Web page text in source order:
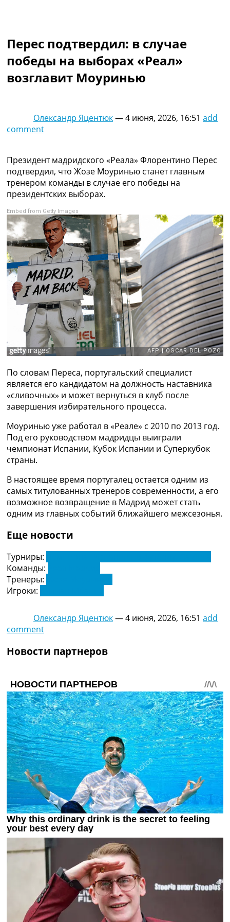
Украина. Премьер-Лига
Украина. Первая Лига
Лига Чемпионов
Англия. Премьер Лига
Испания. Ла Лига
Таблицы групп Чемпионата Мира
Лига Чемпионов. Таблицы групп
Англия. Премьер-Лига
Испания. Ла Лига
Все таблицы >>>
Рейтинги
Рейтинг стран УЕФА
Рейтинг клубов УЕФА
Рейтинг ФИФА
ТВ программа
RU
UA
Categories
Главная
Новости футбола
Видео
Трансферы
Новости футбола Украины
Последние комментарии
Конкурс прогнозов
Логин
Рейтинги
Правила
Коллективный прогноз
Турниры
Чемпионат Мира
Украина. Первая Лига
Лига Чемпионов
Англия. Премьер Лига
Испания. Ла Лига
Таблицы
Таблицы групп Чемпионата Мира
Украина. Премьер-Лига
Украина. Первая Лига
Лига Чемпионов. Таблицы групп
Англия. Премьер-Лига
Все таблицы >>>
Рейтинги
Рейтинг клубов УЕФА
Рейтинг ФИФА
Перес подтвердил: в случае
победы на выборах «Реал»
возглавит Моуринью
Олександр Яцентюк—4 июня, 2026, 16:51 add
comment
Президент мадридского «Реала» Флорентино Перес
подтвердил, что Жозе Моуринью станет главным
тренером команды в случае его победы на
президентских выборах.
Embed from Getty Images
По словам Переса, португальский специалист
является его кандидатом на должность наставника
«сливочных» и может вернуться в клуб после
завершения избирательного процесса.
Моуринью уже работал в «Реале» с 2010 по 2013 год.
Под его руководством мадридцы выиграли
чемпионат Испании, Кубок Испании и Суперкубок
страны.
В настоящее время португалец остается одним из
самых титулованных тренеров современности, а его
возможное возвращение в Мадрид может стать
одним из главных событий ближайшего межсезонья.
Еще новости
Турниры:
Команды:
Тренеры:
Игроки:
Олександр Яцентюк—4 июня, 2026, 16:51 add
comment
Новости партнеров